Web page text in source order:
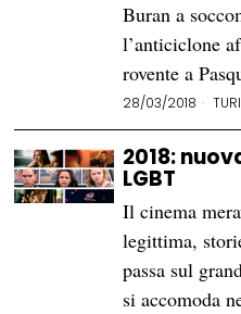
Buran a
l’anticiclone
rovente a
28/03/2018
2018:
LGBT
Il cinema
legittima,
passa sul
si accomoda